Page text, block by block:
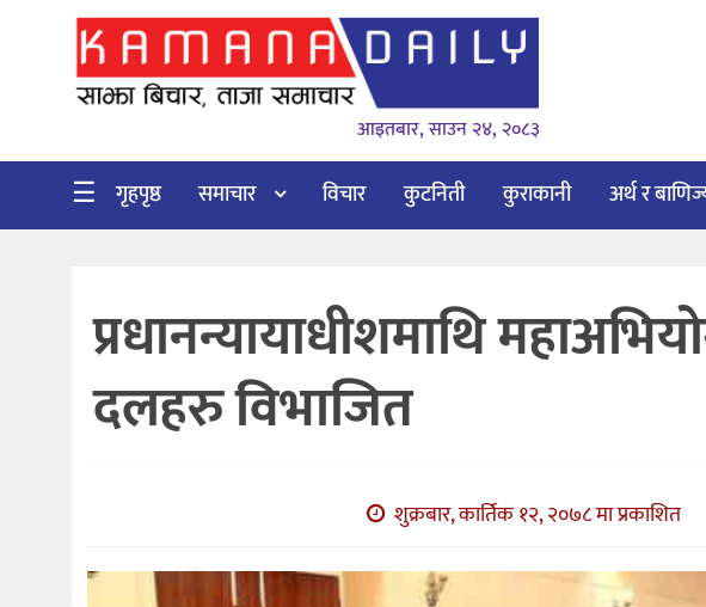
गृहपृष्ठ
विचार
कुटनिती
बाणिज्य
आइतबार, साउन २४, २०८३
☰ गृहपृष्ठ समाचार विचार कुटनिती कुराकानी अर्थ र
प्रधानन्यायाधीशमाथि
दलहरु विभाजित
शुक्रबार, कार्तिक १२, २०७८ मा प्रकाशित